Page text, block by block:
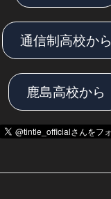
通信制高校から
鹿島高校から